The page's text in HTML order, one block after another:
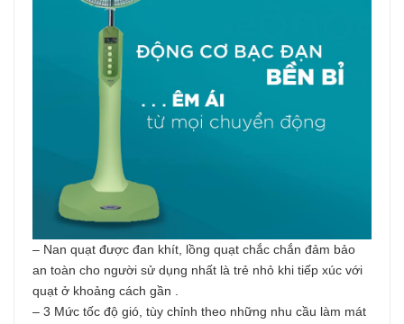
– Nan quạt được đan khít, lồng quạt chắc chắn đảm bảo
an toàn cho người sử dụng nhất là trẻ nhỏ khi tiếp xúc với
quạt ở khoảng cách gần .
– 3 Mức tốc độ gió, tùy chỉnh theo những nhu cầu làm mát